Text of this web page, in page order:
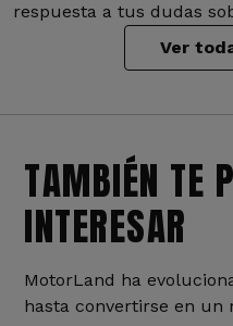
respuesta a tus dudas
Ver
TAMBIÉN TE
INTERESAR
MotorLand ha
hasta convertirse en un